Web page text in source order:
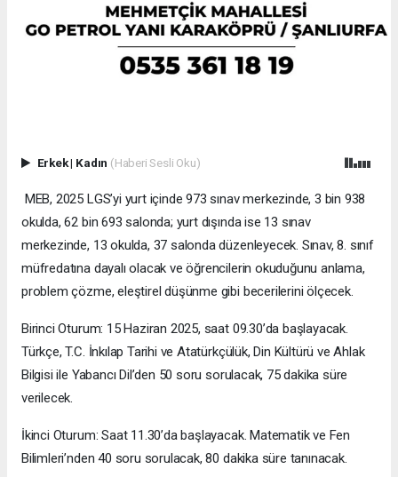
Erkek| Kadın (Haberi Sesli Oku)
MEB, 2025 LGS’yi yurt içinde 973 sınav merkezinde, 3 bin 938
okulda, 62 bin 693 salonda; yurt dışında ise 13 sınav
merkezinde, 13 okulda, 37 salonda düzenleyecek. Sınav, 8. sınıf
müfredatına dayalı olacak ve öğrencilerin okuduğunu anlama,
problem çözme, eleştirel düşünme gibi becerilerini ölçecek.
Birinci Oturum: 15 Haziran 2025, saat 09.30’da başlayacak.
Türkçe, T.C. İnkılap Tarihi ve Atatürkçülük, Din Kültürü ve Ahlak
Bilgisi ile Yabancı Dil’den 50 soru sorulacak, 75 dakika süre
verilecek.
İkinci Oturum: Saat 11.30’da başlayacak. Matematik ve Fen
Bilimleri’nden 40 soru sorulacak, 80 dakika süre tanınacak.